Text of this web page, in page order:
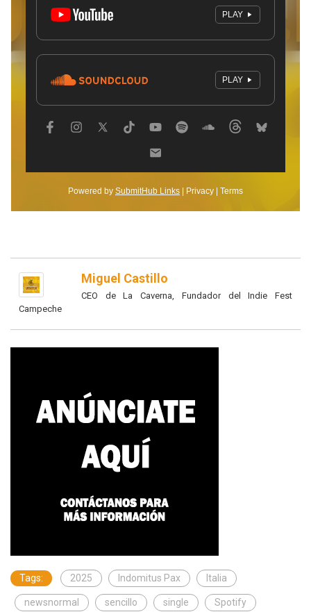
Miguel Castillo
CEO de La Caverna, Fundador del Indie Fest
Campeche
Tags: 2025 Indomitus Pax Italia
newsnormal sencillo single Spotify